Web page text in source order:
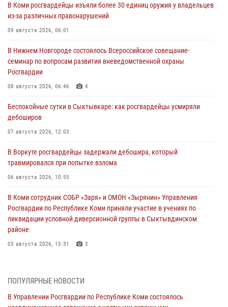
В Коми росгвардейцы изъяли более 30 единиц оружия у владельцев
из-за различных правонарушений
09 августа 2026, 06:01
В Нижнем Новгороде состоялось Всероссийское совещание-
семинар по вопросам развития вневедомственной охраны
Росгвардии
08 августа 2026, 06:46 4
Беспокойные сутки в Сыктывкаре: как росгвардейцы усмиряли
дебоширов
07 августа 2026, 12:03
В Воркуте росгвардейцы задержали дебошира, который
травмировался при попытке взлома
06 августа 2026, 10:55
В Коми сотрудник СОБР «Заря» и ОМОН «Зырянин» Управления
Росгвардии по Республике Коми приняли участие в учениях по
ликвидации условной диверсионной группы в Сыктывдинском
районе
03 августа 2026, 13:31 3
по спортивному самбо
03 августа 2026, 12:07 5
ПОПУЛЯРНЫЕ НОВОСТИ
В Управлении Росгвардии по Республике Коми состоялось